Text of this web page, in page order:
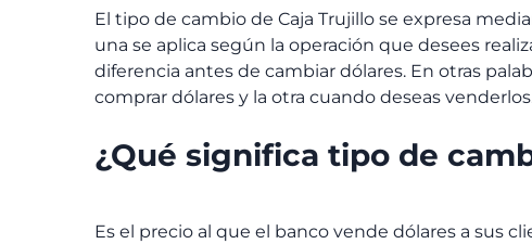
El tipo de cambio de Caja Trujillo se expresa
una se aplica según la operación que desees
diferencia antes de cambiar dólares. En otras
comprar dólares y la otra cuando deseas
¿Qué significa tipo de
Es el precio al que el banco vende dólares a sus